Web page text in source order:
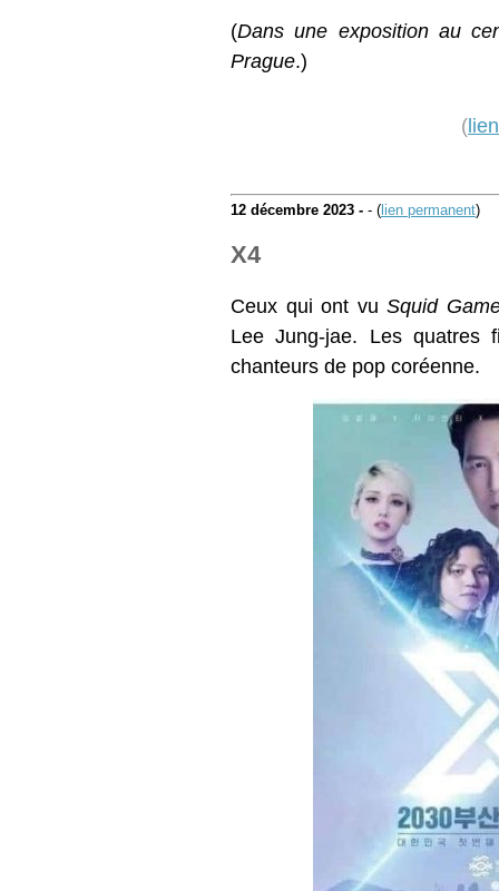
(Dans une exposition au
Prague.)
(
12 décembre 2023 - - ( lien permanent)
X4
Ceux qui ont vu Squid
Lee Jung-jae. Les quatres
chanteurs de pop coréenne.